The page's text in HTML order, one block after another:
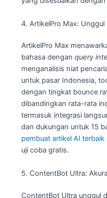
4. ArtikelPro Max:
ArtikelPro Max
bahasa dengan query
menganalisis niat
untuk pasar Indonesia,
dengan tingkat bounce
dibandingkan rata-rata
termasuk integrasi
dan dukungan untuk 15
pembuat artikel AI terbaik
uji coba gratis.
5. ContentBot Ultra:
ContentBot Ultra unggul